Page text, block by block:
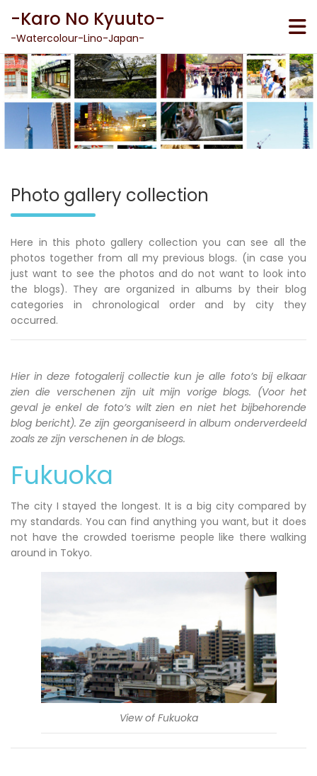
content
-Karo No Kyuuto-
-Watercolour-Lino-Japan-
Photo gallery collection
Here in this photo gallery collection you can see all the
photos together from all my previous blogs. (in case you
just want to see the photos and do not want to look into
the blogs). They are organized in albums by their blog
categories in chronological order and by city they
occurred.
Hier in deze fotogalerij collectie kun je alle foto’s bij elkaar
zien die verschenen zijn uit mijn vorige blogs. (Voor het
geval je enkel de foto’s wilt zien en niet het bijbehorende
blog bericht). Ze zijn georganiseerd in album onderverdeeld
zoals ze zijn verschenen in de blogs.
Fukuoka
The city I stayed the longest. It is a big city compared by
my standards. You can find anything you want, but it does
not have the crowded toerisme people like there walking
around in Tokyo.
View of Fukuoka